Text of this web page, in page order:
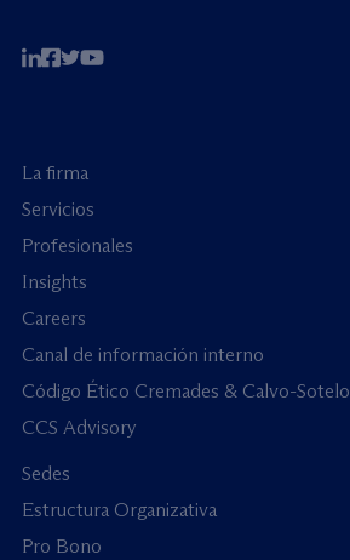
La firma
Servicios
Profesionales
Insights
Careers
Canal de información interno
Código Ético Cremades & Calvo-Sotelo
CCS Advisory
Sedes
Estructura Organizativa
Pro Bono